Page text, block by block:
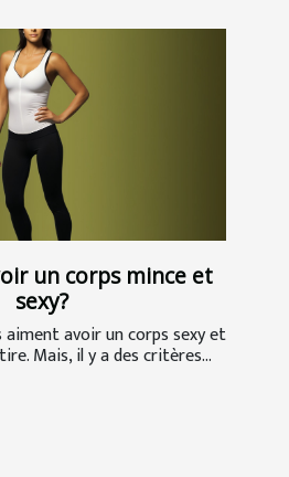
un corps mince et
sexy?
aiment avoir un corps sexy et
Mais, il y a des critères...